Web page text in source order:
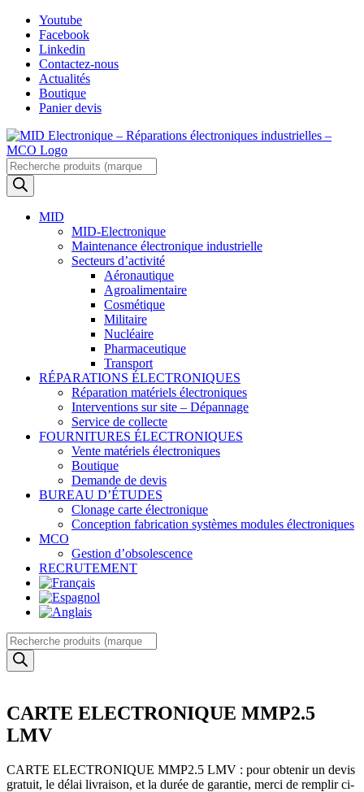
Skip
content
Youtube
Facebook
Linkedin
Contactez-nous
Actualités
Boutique
Panier devis
Recherche
de
produits
MID
MID-Electronique
Maintenance électronique industrielle
Secteurs d’activité
Aéronautique
Agroalimentaire
Cosmétique
Militaire
Nucléaire
Pharmaceutique
Transport
RÉPARATIONS ÉLECTRONIQUES
Réparation matériels électroniques
Interventions sur site – Dépannage
Service de collecte
FOURNITURES ÉLECTRONIQUES
Vente matériels électroniques
Boutique
Demande de devis
BUREAU D’ÉTUDES
Clonage carte électronique
Conception fabrication systèmes modules électroniques
MCO
Gestion d’obsolescence
RECRUTEMENT
Recherche
de
produits
CARTE ELECTRONIQUE MMP2.5
LMV
CARTE ELECTRONIQUE MMP2.5 LMV : pour obtenir un devis
gratuit, le délai livraison, et la durée de garantie, merci de remplir ci-